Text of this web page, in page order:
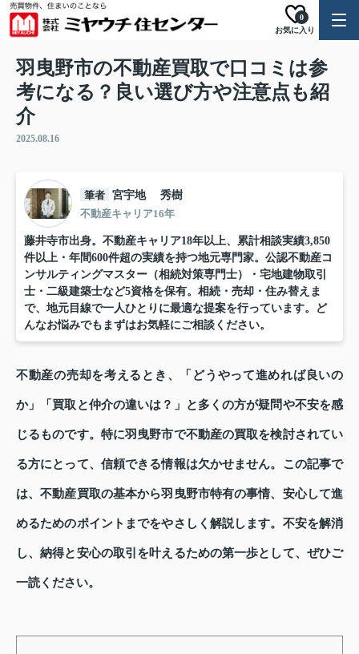
お気に入り
0
羽曳野市の不動産買取で口コミは参
考になる？良い選び方や注意点も紹
介
2025.08.16
筆者 宮宇地 秀樹
不動産キャリア16年
藤井寺市出身。不動産キャリア18年以上、累計相談実績3,850
件以上・年間600件超の実績を持つ地元専門家。公認不動産コ
ンサルティングマスター（相続対策専門士）・宅地建物取引
士・二級建築士など5資格を保有。相続・売却・住み替えま
で、地元目線で一人ひとりに最適な提案を行っています。ど
んなお悩みでもまずはお気軽にご相談ください。
不動産の売却を考えるとき、「どうやって進めれば良いの
か」「買取と仲介の違いは？」と多くの方が疑問や不安を感
じるものです。特に羽曳野市で不動産の買取を検討されてい
る方にとって、信頼できる情報は欠かせません。この記事で
は、不動産買取の基本から羽曳野市特有の事情、安心して進
めるためのポイントまでをやさしく解説します。不安を解消
し、納得と安心の取引を叶えるための第一歩として、ぜひご
一読ください。